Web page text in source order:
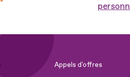
Appels d'offres